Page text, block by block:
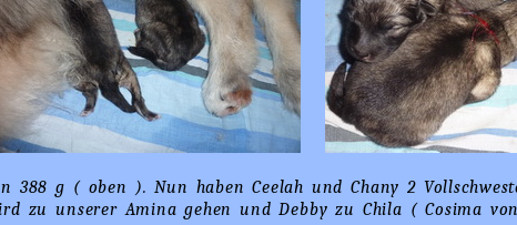
g ( oben ). Nun haben Ceelah und Chany 2
zu unserer Amina gehen und Debby zu Chila ( Cosima